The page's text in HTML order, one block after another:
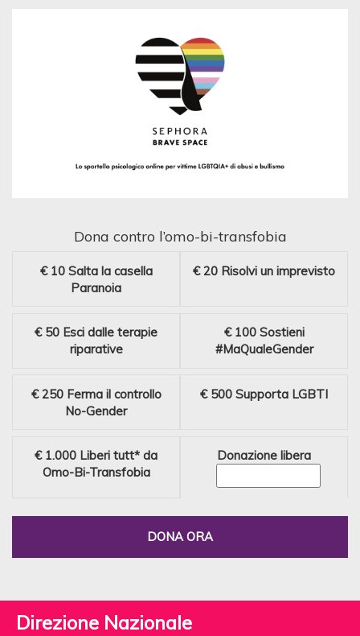
Dona contro l’omo-bi-transfobia
€ 10 Salta la casella
Paranoia
€ 20 Risolvi un imprevisto
€ 50 Esci dalle terapie
riparative
€ 100 Sostieni
#MaQualeGender
€ 250 Ferma il controllo
No-Gender
€ 500 Supporta LGBTI
€ 1.000 Liberi tutt* da
Omo-Bi-Transfobia
Donazione libera
DONA ORA
Direzione Nazionale